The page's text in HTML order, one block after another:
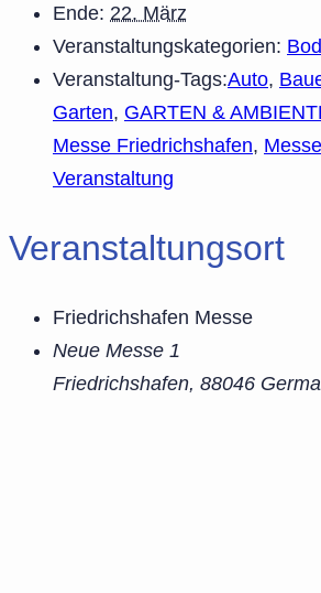
Ende: 22. März
Veranstaltungskategorien:
Veranstaltung-Tags:Auto,
Garten, GARTEN &
Messe Friedrichshafen,
Veranstaltung
Veranstaltungsort
Friedrichshafen Messe
Neue Messe 1
Friedrichshafen, 88046